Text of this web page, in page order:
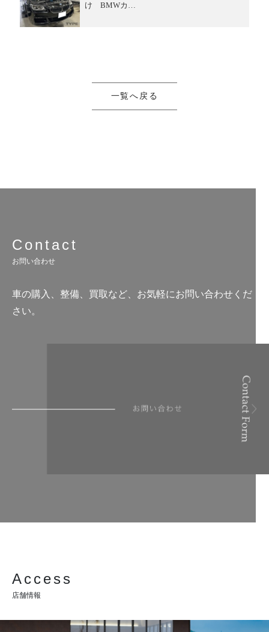
け BMWカ…
一覧へ戻る
Contact
お問い合わせ
車の購入、整備、買取など、お気軽にお問い合わせくだ
さい。
Access
店舗情報